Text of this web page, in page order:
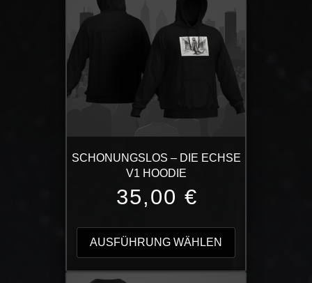
der
Produktseite
gewählt
SCHONUNGSLOS – DIE ECHSE
V1 HOODIE
35,00 €
AUSFÜHRUNG WÄHLEN
weist
mehrere